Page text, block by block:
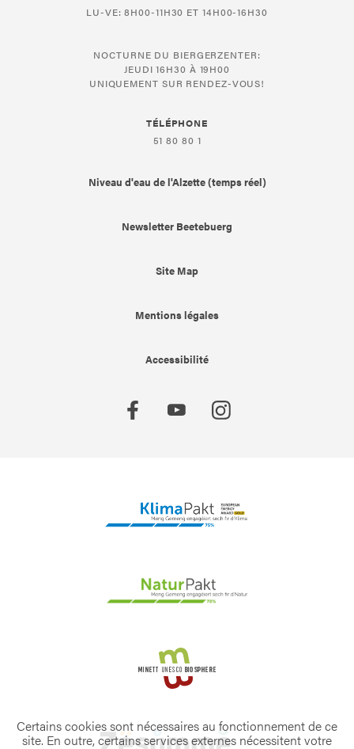
LU-VE: 8H00-11H30 ET 14H00-16H30
NOCTURNE DU BIERGERZENTER:
JEUDI 16H30 À 19H00
UNIQUEMENT SUR RENDEZ-VOUS!
TÉLÉPHONE
51 80 80 1
Niveau d'eau de l'Alzette (temps réel)
Newsletter Beetebuerg
Site Map
Mentions légales
Accessibilité
Certains cookies sont nécessaires au fonctionnement de ce
site. En outre, certains services externes nécessitent votre